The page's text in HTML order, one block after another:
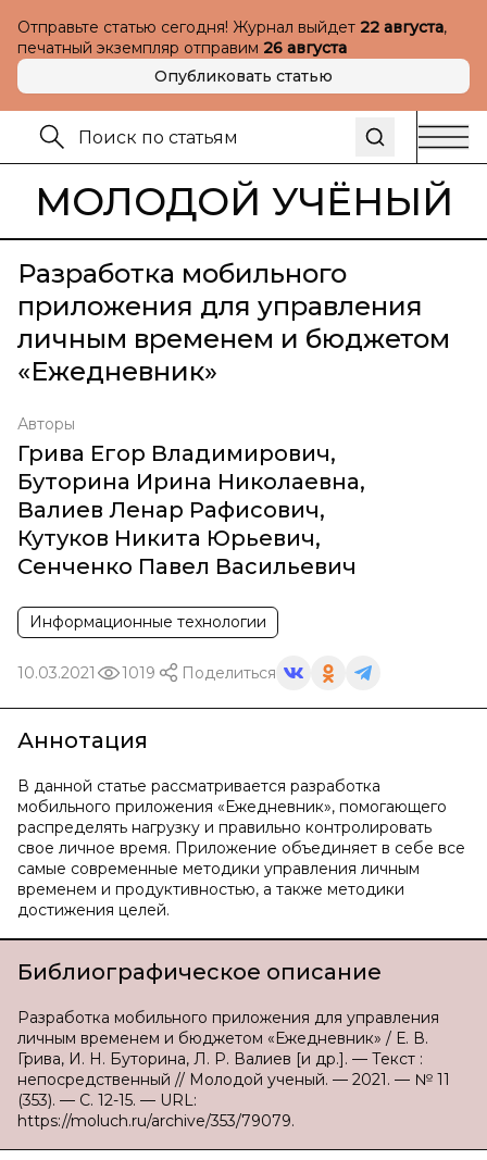
Отправьте статью сегодня! Журнал выйдет 22 августа,
печатный экземпляр отправим 26 августа
Опубликовать статью
МОЛОДОЙ УЧЁНЫЙ
Разработка мобильного
приложения для управления
личным временем и бюджетом
«Ежедневник»
Авторы
Грива Егор Владимирович,
Буторина Ирина Николаевна,
Валиев Ленар Рафисович,
Кутуков Никита Юрьевич,
Сенченко Павел Васильевич
Информационные технологии
10.03.2021 1019 Поделиться
Аннотация
В данной статье рассматривается разработка
мобильного приложения «Ежедневник», помогающего
распределять нагрузку и правильно контролировать
свое личное время. Приложение объединяет в себе все
самые современные методики управления личным
временем и продуктивностью, а также методики
достижения целей.
Библиографическое описание
Разработка мобильного приложения для управления
личным временем и бюджетом «Ежедневник» / Е. В.
Грива, И. Н. Буторина, Л. Р. Валиев [и др.]. — Текст :
непосредственный // Молодой ученый. — 2021. — № 11
(353). — С. 12-15. — URL:
https://moluch.ru/archive/353/79079.